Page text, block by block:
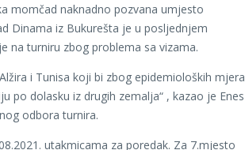
momčad naknadno pozvana umjesto
Dinama iz Bukurešta je u posljednjem
na turniru zbog problema sa vizama.
i Tunisa koji bi zbog epidemioloških mjera
po dolasku iz drugih zemalja“ , kazao je Enes
odbora turnira.
utakmicama za poredak. Za 7.mjesto